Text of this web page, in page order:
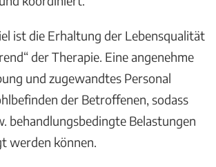
ist die Erhaltung der Lebensqualität
der Therapie. Eine angenehme
und zugewandtes Personal
der Betroffenen, sodass
behandlungsbedingte Belastungen
werden können.